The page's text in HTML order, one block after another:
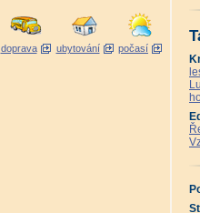
doprava ubytování počasí
O